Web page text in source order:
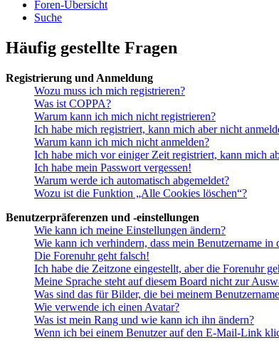
Foren-Übersicht
Suche
Häufig gestellte Fragen
Registrierung und Anmeldung
Wozu muss ich mich registrieren?
Was ist COPPA?
Warum kann ich mich nicht registrieren?
Ich habe mich registriert, kann mich aber nicht
Warum kann ich mich nicht anmelden?
Ich habe mich vor einiger Zeit registriert, kann mich
Ich habe mein Passwort vergessen!
Warum werde ich automatisch abgemeldet?
Wozu ist die Funktion „Alle Cookies löschen“?
Benutzerpräferenzen und -einstellungen
Wie kann ich meine Einstellungen ändern?
Wie kann ich verhindern, dass mein Benutzername in
Die Forenuhr geht falsch!
Ich habe die Zeitzone eingestellt, aber die Forenuhr
Meine Sprache steht auf diesem Board nicht zur
Was sind das für Bilder, die bei meinem
Wie verwende ich einen Avatar?
Was ist mein Rang und wie kann ich ihn ändern?
Wenn ich bei einem Benutzer auf den E-Mail-Link